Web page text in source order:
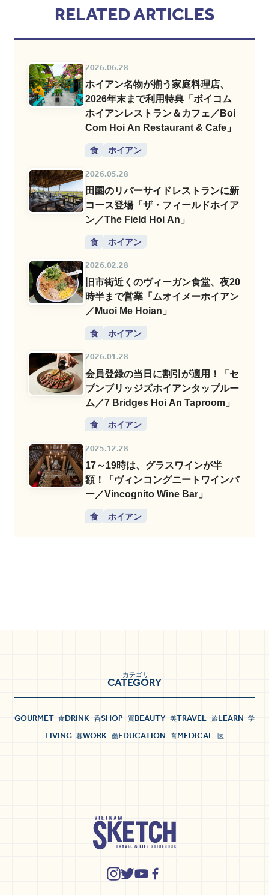
RELATED ARTICLES
2026.06.28
ホイアン名物が揃う家庭料理店、
2026年末まで利用特典「ボイコム
ホイアンレストラン＆カフェ／Boi
Com Hoi An Restaurant & Cafe」
食 ホイアン
2026.05.28
田園のリバーサイドレストランに新
コース登場「ザ・フィールドホイア
ン／The Field Hoi An」
食 ホイアン
2026.02.28
旧市街近くのヴィーガン食堂、夜20
時半まで営業「ムオイメーホイアン
／Muoi Me Hoian」
食 ホイアン
2026.01.28
会員登録の当日に割引が適用！「セ
ブンブリッジズホイアンタップルー
ム／7 Bridges Hoi An Taproom」
食 ホイアン
2025.12.28
17～19時は、グラスワインが半
額！「ヴィンコングニートワインバ
ー／Vincognito Wine Bar」
食 ホイアン
CATEGORY
カテゴリ
GOURMET 食DRINK 呑SHOP 買BEAUTY 美TRAVEL 旅LEARN 学
LIVING 暮WORK 働EDUCATION 育MEDICAL 医